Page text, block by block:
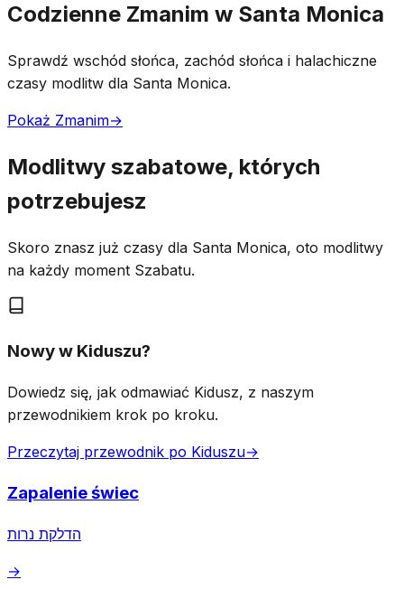
Codzienne Zmanim w Santa Monica
Sprawdź wschód słońca, zachód słońca i halachiczne
czasy modlitw dla Santa Monica.
Pokaż Zmanim→
Modlitwy szabatowe, których
potrzebujesz
Skoro znasz już czasy dla Santa Monica, oto modlitwy
na każdy moment Szabatu.
Nowy w Kiduszu?
Dowiedz się, jak odmawiać Kidusz, z naszym
przewodnikiem krok po kroku.
Przeczytaj przewodnik po Kiduszu→
Zapalenie świec
הדלקת נרות
→